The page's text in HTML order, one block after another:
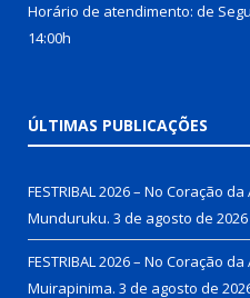
Horário de atendimento: de
14:00h
ÚLTIMAS PUBLICAÇÕES
FESTRIBAL 2026 – No Coração
Munduruku. 3 de agosto de 2026
FESTRIBAL 2026 – No Coração
Muirapinima. 3 de agosto de